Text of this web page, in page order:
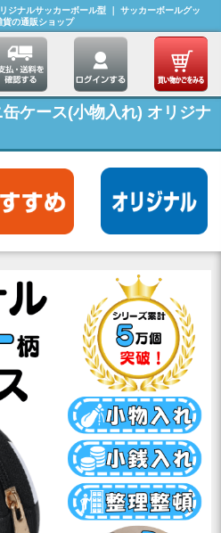
ジナルサッカーボール型 ｜ サッカーボールグッ
貨の通販ショップ
ケース(小物入れ) オリジナ